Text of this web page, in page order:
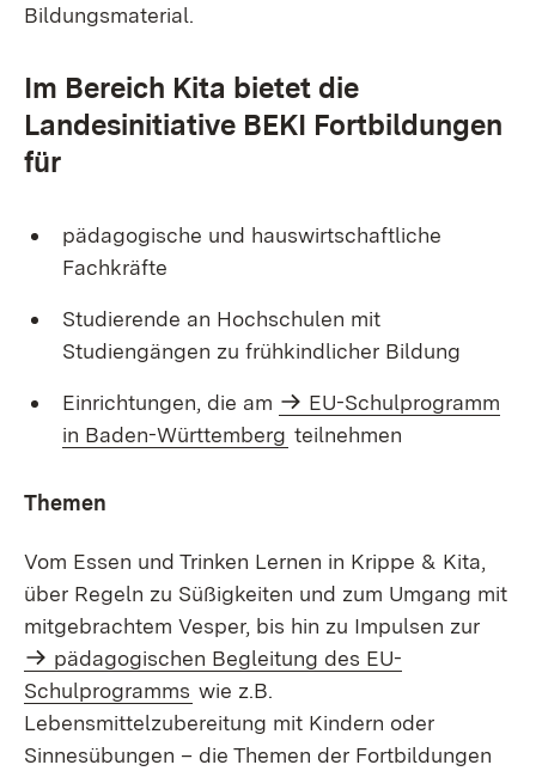
Bildungsmaterial.
Im Bereich Kita bietet die
Landesinitiative BEKI Fortbildungen
für
pädagogische und hauswirtschaftliche
Fachkräfte
Studierende an Hochschulen mit
Studiengängen zu frühkindlicher Bildung
Einrichtungen, die am
EU-Schulprogramm
in Baden-Württemberg teilnehmen
Themen
Vom Essen und Trinken Lernen in Krippe & Kita,
über Regeln zu Süßigkeiten und zum Umgang mit
mitgebrachtem Vesper, bis hin zu Impulsen zur
pädagogischen Begleitung des EU-
Schulprogramms wie z.B.
Lebensmittelzubereitung mit Kindern oder
Sinnesübungen – die Themen der Fortbildungen